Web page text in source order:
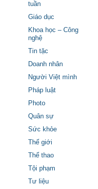
tuần
Giáo dục
Khoa học – Công
nghệ
Tin tặc
Doanh nhân
Người Việt mình
Pháp luật
Photo
Quân sự
Sức khỏe
Thế giới
Thể thao
Tội phạm
Tư liệu